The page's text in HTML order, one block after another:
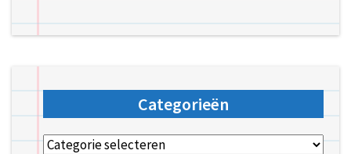
Categorieën
Categorieën